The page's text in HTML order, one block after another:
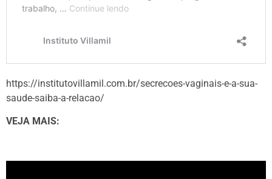
https://institutovillamil.com.br/secrecoes-vaginais-e-a-sua-
saude-saiba-a-relacao/
VEJA MAIS: